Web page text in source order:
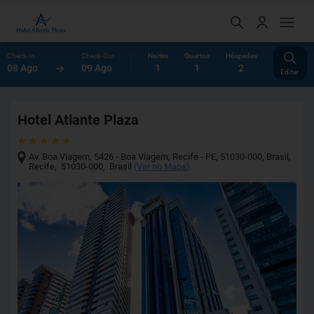
Check-In
08 Ago
Check-Out
09 Ago
Noites
1
Quartos
1
Hóspedes
2 Editar
Hotel Atlante Plaza
Av. Boa Viagem, 5426 - Boa Viagem, Recife - PE, 51030-000, Brasil ,
Recife, 51030-000, Brasil (Ver no Mapa)